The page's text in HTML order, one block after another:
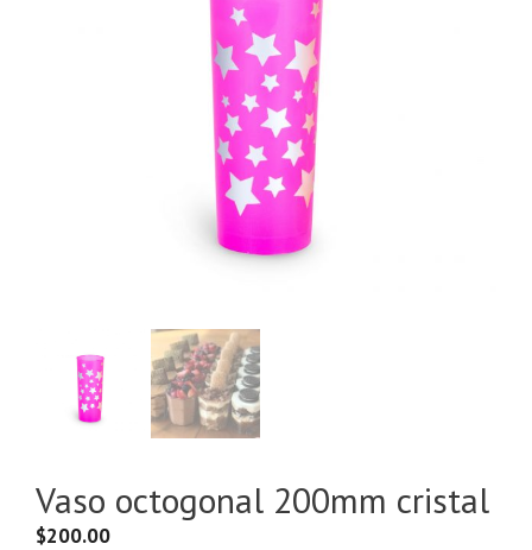
Vaso octogonal 200mm cristal
$200.00